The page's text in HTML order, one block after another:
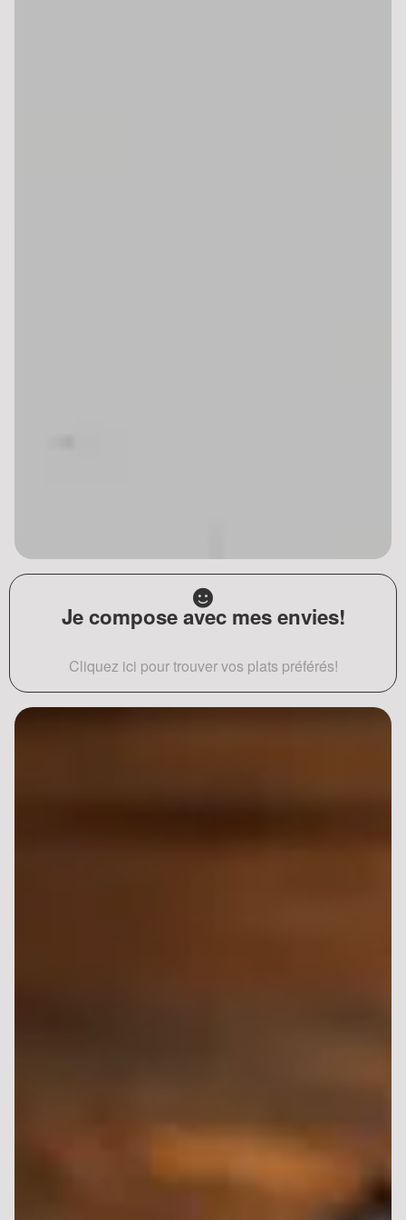
Je compose avec mes envies!
Cliquez ici pour trouver vos plats préférés!